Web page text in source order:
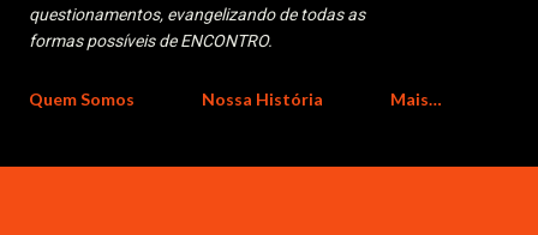
questionamentos, evangelizando de todas as
formas possíveis de ENCONTRO.
Quem Somos Nossa História Mais…